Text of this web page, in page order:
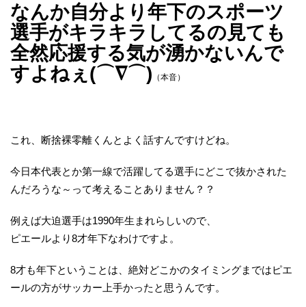
なんか自分より年下のスポーツ
選手がキラキラしてるの見ても
全然応援する気が湧かないんで
すよねぇ(⌒∇⌒) （本音）
これ、断捨裸零離くんとよく話すんですけどね。
今日本代表とか第一線で活躍してる選手にどこで抜かされた
んだろうな～って考えることありません？？
例えば大迫選手は1990年生まれらしいので、
ピエールより8才年下なわけですよ。
8才も年下ということは、絶対どこかのタイミングまではピエ
ールの方がサッカー上手かったと思うんです。